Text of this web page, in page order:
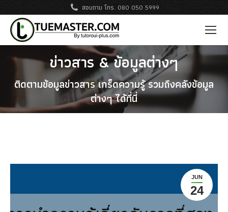
สอบถาม โทร. 080 050 5999
ข่าวสาร & ข้อมูลต่างๆ
ติดตามข้อมูลข่าวสาร เกร็ดความรู้ รวมถึงคลังข้อมูล
ต่างๆ ได้ที่นี่
JUN
24